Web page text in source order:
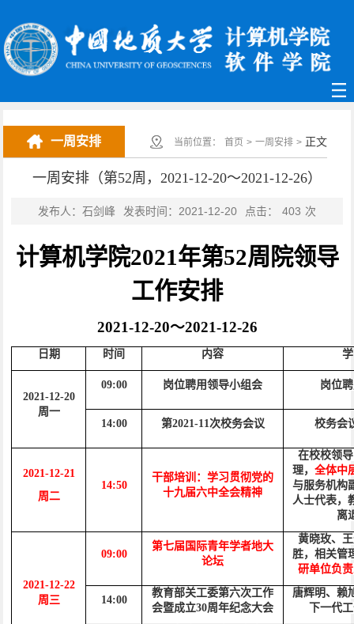
一周安排 当前位置： 首页 > 一周安排 >正文
一周安排（第52周，2021-12-20～2021-12-26）
发布人：石剑峰 发表时间：2021-12-20 点击： 403 次
计算机学院2021年第52周 院领导
工作安排
2021-12-20～2021-12-26
日期 时间 内容
2021-12-20
周一
09:00 岗位聘用领导小组会 岗位
14:00 第2021-11次校务会议 校务会
2021-1 2-21
周二
14:50
干部培训：学习贯彻党的
十九届六中全会精神
在校校领
理，全体中
与服务机构
人士代表，
离
2021-12-22
周三
09:00
第七届国际青年学者地大
论坛
黄晓玫、
胜，相关管
研单位负
14:00
教育部关工委第六次工作
会暨成立30周年纪念大会
唐辉明、赖
下一代